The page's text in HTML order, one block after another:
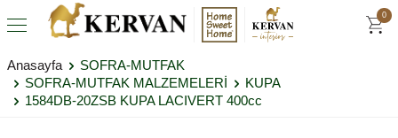
0
Anasayfa
SOFRA-MUTFAK
SOFRA-MUTFAK MALZEMELERİ
KUPA
1584DB-20ZSB KUPA LACIVERT 400cc